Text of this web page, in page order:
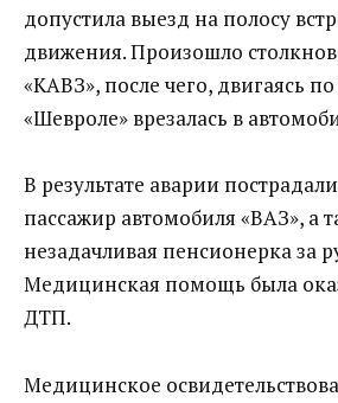
допустила выезд на полосу
движения. Произошло
«КАВЗ», после чего, двигаясь
«Шевроле» врезалась в
В результате аварии
пассажир автомобиля «ВАЗ», а
незадачливая пенсионерка за
Медицинская помощь была
ДТП.
Медицинское